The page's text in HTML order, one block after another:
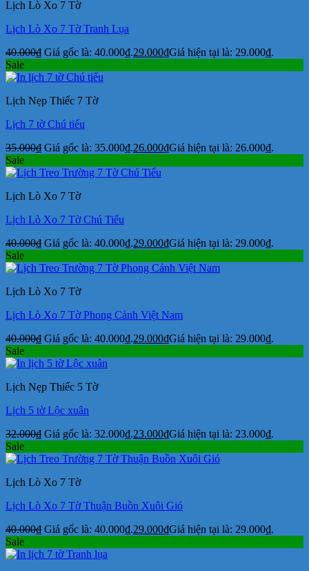
Lịch Lò Xo 7 Tờ
Lịch Lò Xo 7 Tờ Tranh Lụa
40.000₫ Giá gốc là: 40.000₫.29.000₫Giá hiện tại là: 29.000₫.
Sale
Lịch Nẹp Thiếc 7 Tờ
Lịch 7 tờ Chú tiểu
35.000₫ Giá gốc là: 35.000₫.26.000₫Giá hiện tại là: 26.000₫.
Sale
Lịch Lò Xo 7 Tờ
Lịch Lò Xo 7 Tờ Chú Tiểu
40.000₫ Giá gốc là: 40.000₫.29.000₫Giá hiện tại là: 29.000₫.
Sale
Lịch Lò Xo 7 Tờ
Lịch Lò Xo 7 Tờ Phong Cảnh Việt Nam
40.000₫ Giá gốc là: 40.000₫.29.000₫Giá hiện tại là: 29.000₫.
Sale
Lịch Nẹp Thiếc 5 Tờ
Lịch 5 tờ Lộc xuân
32.000₫ Giá gốc là: 32.000₫.23.000₫Giá hiện tại là: 23.000₫.
Sale
Lịch Lò Xo 7 Tờ
Lịch Lò Xo 7 Tờ Thuận Buồn Xuôi Gió
40.000₫ Giá gốc là: 40.000₫.29.000₫Giá hiện tại là: 29.000₫.
Sale